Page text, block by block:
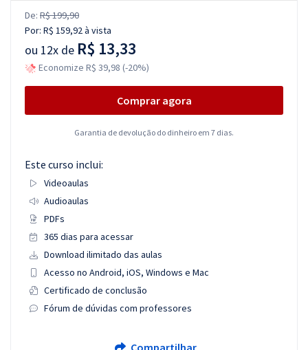
De: R$ 199,90
Por: R$ 159,92à vista
ou 12x de R$ 13,33
Economize R$ 39,98 (-20%)
Comprar agora
Garantia de devolução do dinheiro em 7 dias.
Este curso inclui:
Videoaulas
Audioaulas
PDFs
365 dias para acessar
Download ilimitado das aulas
Acesso no Android, iOS, Windows e Mac
Certificado de conclusão
Fórum de dúvidas com professores
Compartilhar